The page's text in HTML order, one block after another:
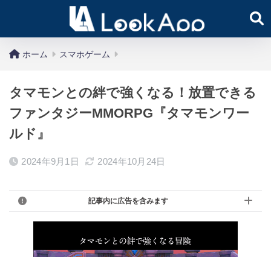
ホーム スマホゲーム
タマモンとの絆で強くなる！放置できる
ファンタジーMMORPG『タマモンワー
ルド』
2024年9月1日 2024年10月24日
記事内に広告を含みます